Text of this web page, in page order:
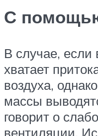
С
В случае, если
хватает
воздуха,
массы
говорит о
вентиляции.